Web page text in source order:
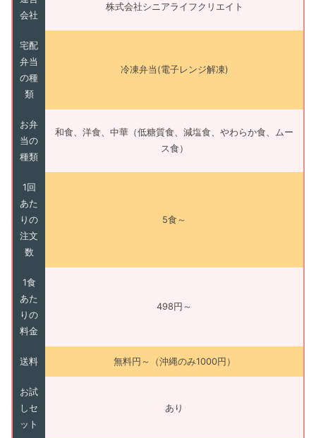
会社
株式会社シニアライフクリエイト
宅配
弁当
の種
類
冷凍弁当(電子レンジ解凍)
お弁
当の
種類
和食、洋食、中華（低糖質食、減塩食、やわらか食、ムー
ス食）
1回
あた
りの
注文
数
5食～
1食
あた
りの
料金
498円～
送料 無料円～（沖縄のみ1000円）
お試
しセ
ット
あり